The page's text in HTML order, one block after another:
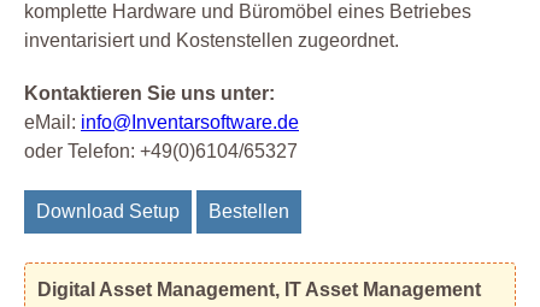
komplette Hardware und Büromöbel eines Betriebes
inventarisiert und Kostenstellen zugeordnet.
Kontaktieren Sie uns unter:
eMail: info@Inventarsoftware.de
oder Telefon: +49(0)6104/65327
Download Setup Bestellen
Digital Asset Management, IT Asset Management